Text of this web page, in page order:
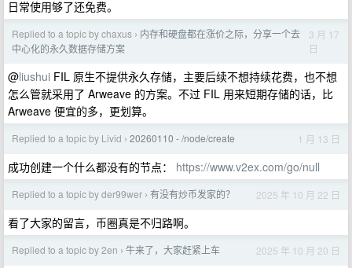
日常使用够了还免费。
Replied to a topic by chaxus › 内存和硬盘都在涨价之际，分享一个去
中心化的永久数据存储方案
3 月 17
日
@liushui FIL 原生不提供永久存储，主要后续不想持续花费，也不想
怎么管就采用了 Arweave 的方案。不过 FIL 用来短期存储的话，比
Arweave 便宜的多，更划算。
Replied to a topic by Livid › 20260110 - /node/create 1 月 13 日
成功创建一个什么都没有的节点： https://www.v2ex.com/go/null
Replied to a topic by der99wer › 有没有炒币发家的？ 2025 年 10 月 22 日
看了大家的留言，币圈真是不归路啊。
Replied to a topic by 2en › 牛来了，大家赶紧上车 2025 年 10 月 20 日